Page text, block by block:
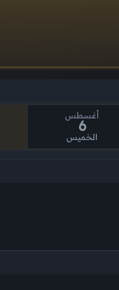
أغسطس
6
الخميس